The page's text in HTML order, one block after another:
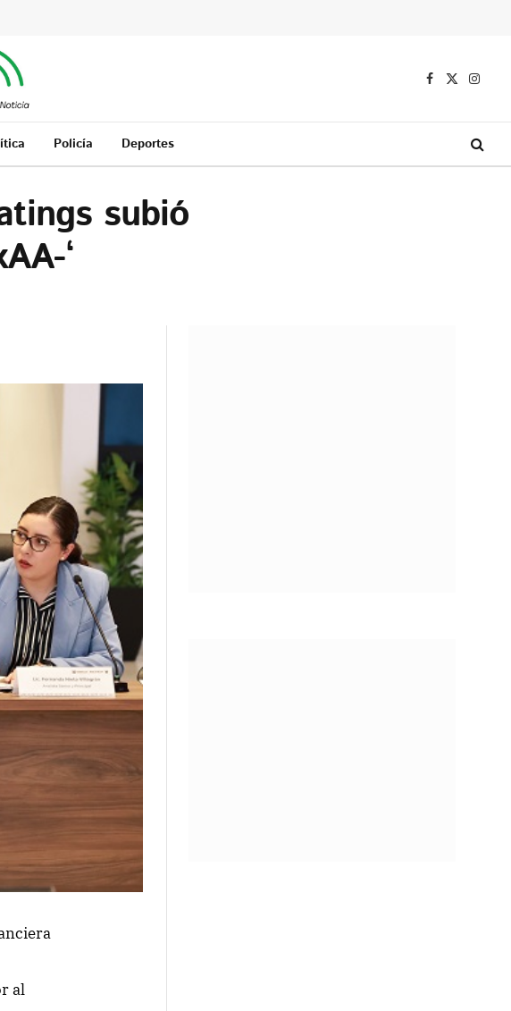
Facebook
X
Policía Deportes
subió
‘
al